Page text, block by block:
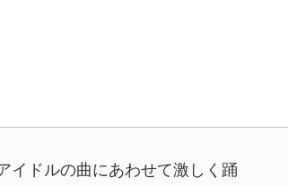
イドルの曲にあわせて激しく踊